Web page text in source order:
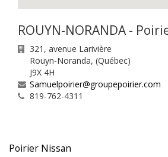
ROUYN-NORANDA -
321, avenue Larivière
Rouyn-Noranda, (Québec)
J9X 4H
Samuelpoirier@groupepoirier.com
819-762-4311
Poirier Nissan